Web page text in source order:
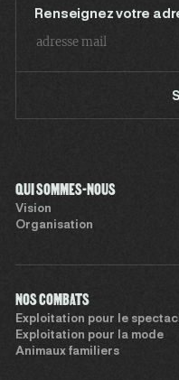
Renseignez votre
QUI SOMMES-NOUS
Vision
Organisation
NOS COMBATS
Exploitation pour le
Exploitation pour la mode
Animaux familiers